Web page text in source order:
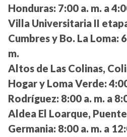
Honduras: 7:00 a. m. a
Villa Universitaria II
Cumbres y Bo. La Loma:
m.
Altos de Las Colinas,
Hogar y Loma Verde:
Rodríguez: 8:00 a. m. a
Aldea El Loarque,
Germania: 8:00 a. m. a